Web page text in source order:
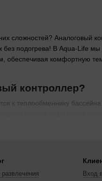
сложностей? Аналоговый
без подогрева! В Aqua-Life
обеспечивая комфортную
контроллер?
к теплообменнику
— включил и готово.
в Одессе или спортзала в
Вход